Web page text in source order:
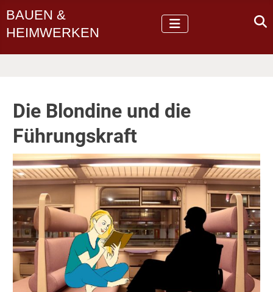
BAUEN &
HEIMWERKEN
Die Blondine und die
Führungskraft